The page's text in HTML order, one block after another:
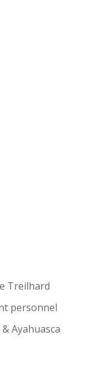
Treilhard
personnel
Ayahuasca